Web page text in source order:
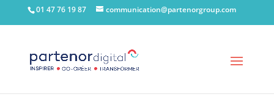
01 47 76 19 87 communication@partenorgroup.com